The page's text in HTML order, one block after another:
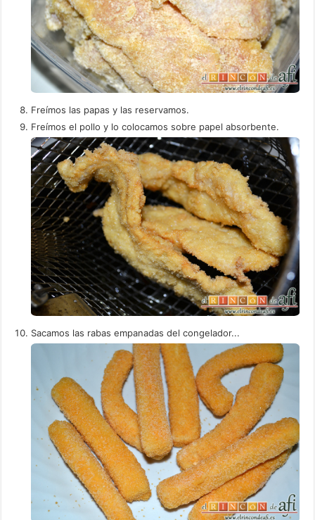
Freímos las papas y las reservamos.
Freímos el pollo y lo colocamos sobre papel absorbente.
Sacamos las rabas empanadas del congelador...